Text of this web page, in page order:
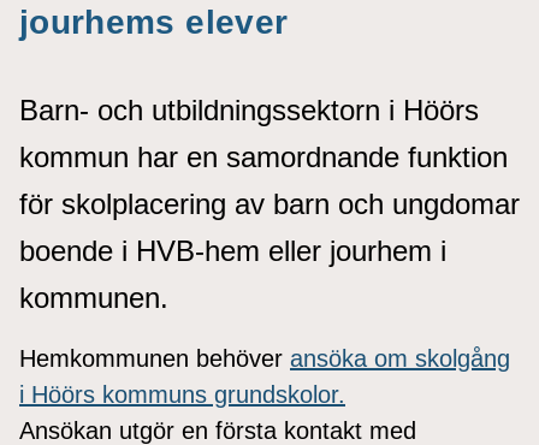
jourhems elever
Barn- och utbildningssektorn i Höörs
kommun har en samordnande funktion
för skolplacering av barn och ungdomar
boende i HVB-hem eller jourhem i
kommunen.
Hemkommunen behöver ansöka om skolgång
i Höörs kommuns grundskolor.
Ansökan utgör en första kontakt med